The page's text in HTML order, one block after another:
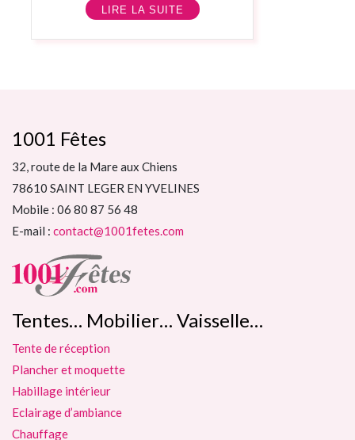
LIRE LA SUITE
1001 Fêtes
32, route de la Mare aux Chiens
78610 SAINT LEGER EN YVELINES
Mobile : 06 80 87 56 48
E-mail : contact@1001fetes.com
Tentes… Mobilier… Vaisselle…
Tente de réception
Plancher et moquette
Habillage intérieur
Eclairage d’ambiance
Chauffage